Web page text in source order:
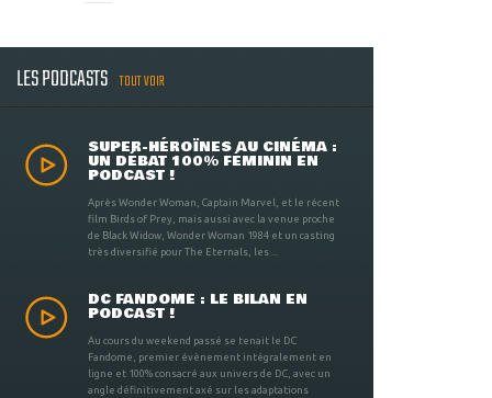
LES PODCASTS TOUT VOIR
SUPER-HÉROÏNES AU CINÉMA :
UN DÉBAT 100% FÉMININ EN
PODCAST !
Après Wonder Woman, Captain Marvel, et le récent
film Birds of Prey, mais aussi avec la venue proche
de Black Widow, Wonder Woman 1984 et un casting
très diversifié pour The Eternals, les ...
DC FANDOME : LE BILAN EN
PODCAST !
Au cours du weekend passé se tenait le DC
Fandome, premier évènement intégralement en
ligne et 100% consacré aux univers de DC, avec un
angle définitivement axé sur les adaptations